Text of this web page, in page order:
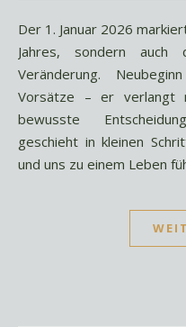
Der 1. Januar 2026 markiert nicht nur den Start eines neuen
Jahres, sondern auch
Veränderung.
Vorsätze – er verlangt
bewusste
geschieht in kleinen
und uns zu einem Leben